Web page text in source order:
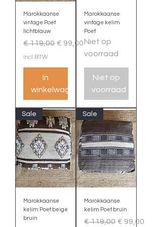
Marokkaanse
vintage Poef
lichtblauw
Normale prijs
€ 119,00 Verkoopprijs
€ 99,00
incl.BTW
In
winkelwagen
Marokkaanse
vintage kelim
Poef
Niet op
voorraad
Niet op
voorraad
Sale
Marokkaanse
kelim Poef beige
bruin
Sale
Marokkaanse
kelim Poef bruin
Normale prijs
€ 119,00 Verkoopprijs
€ 99,00